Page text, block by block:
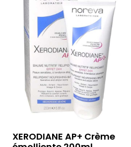
XERODIANE AP+ Crème